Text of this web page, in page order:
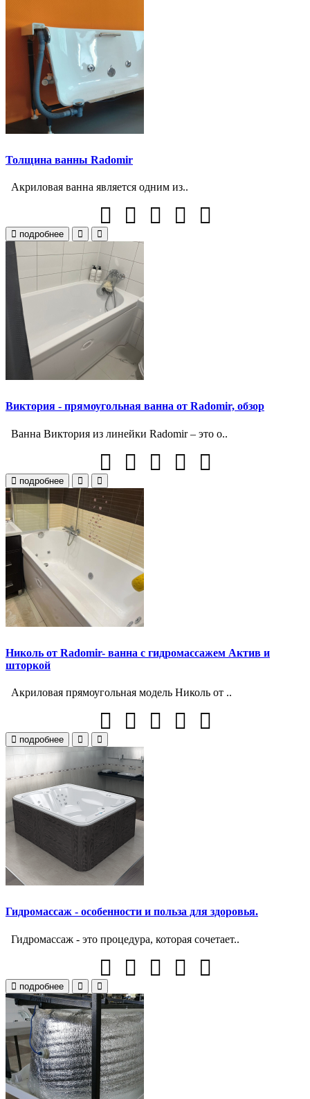
Толщина ванны Radomir
Акриловая ванна является одним из..
подробнее
Виктория - прямоугольная ванна от Radomir, обзор
Ванна Виктория из линейки Radomir – это о..
подробнее
Николь от Radomir- ванна с гидромассажем Актив и
шторкой
Акриловая прямоугольная модель Николь от ..
подробнее
Гидромассаж - особенности и польза для здоровья.
Гидромассаж - это процедура, которая сочетает..
подробнее